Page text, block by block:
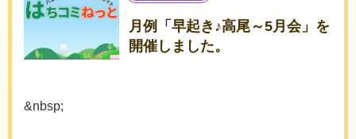
月例「早起き♪高尾～5月会」を
開催しました。
&nbsp;